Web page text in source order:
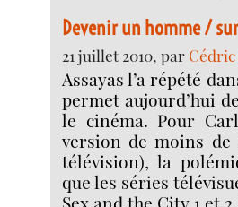
Devenir un homme / sur
21 juillet 2010, par
Assayas l’a répété
permet aujourd’hui
le cinéma. Pour
version de moins
télévision), la
que les séries